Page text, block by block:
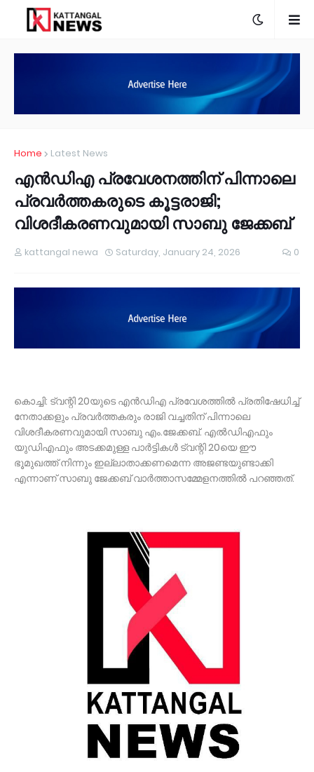
Home Latest News
എന്‍ഡിഎ പ്രവേശനത്തിന് പിന്നാലെ
പ്രവര്‍ത്തകരുടെ കൂട്ടരാജി;
വിശദീകരണവുമായി സാബു ജേക്കബ്
kattangal newa Saturday, January 24, 2026 0
കൊച്ചി: ട്വന്റി 20യുടെ എൻഡിഎ പ്രവേശത്തിൽ പ്രതിഷേധിച്ച്‌
നേതാക്കളും പ്രവർത്തകരും രാജി വച്ചതിന് പിന്നാലെ
വിശദീകരണവുമായി സാബു എം.ജേക്കബ്. എൽഡിഎഫും
യുഡിഎഫും അടക്കമുള്ള പാർട്ടികൾ ട്വന്റി 20യെ ഈ
ഭൂമുഖത്ത് നിന്നും ഇല്ലാതാക്കണമെന്ന അജണ്ടയുണ്ടാക്കി
എന്നാണ് സാബു ജേക്കബ് വാർത്താസമ്മേളനത്തിൽ പറഞ്ഞത്.